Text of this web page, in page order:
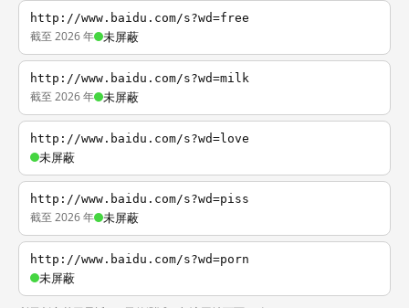
http://www.baidu.com/s?wd=free
截至 2026 年 未屏蔽
http://www.baidu.com/s?wd=milk
截至 2026 年 未屏蔽
http://www.baidu.com/s?wd=love
未屏蔽
http://www.baidu.com/s?wd=piss
截至 2026 年 未屏蔽
http://www.baidu.com/s?wd=porn
未屏蔽